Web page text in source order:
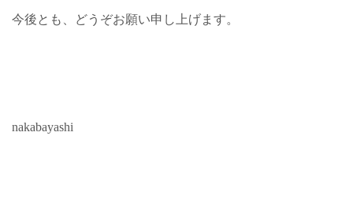
今後とも、どうぞお願い申し上げます。
nakabayashi